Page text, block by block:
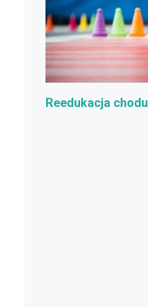
Reedukacja chodu